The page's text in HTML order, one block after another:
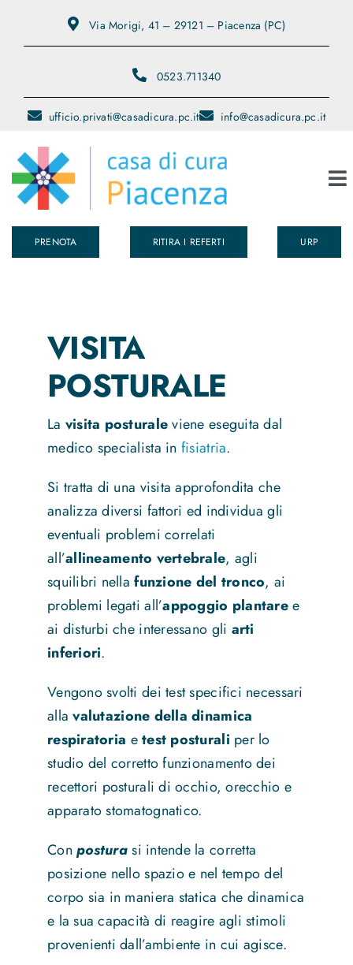
Via Morigi, 41 – 29121 – Piacenza (PC)
0523.711340
ufficio.privati@casadicura.pc.it info@casadicura.pc.it
Chi Siamo
Medici
Contatti
PRENOTA RITIRA I REFERTI URP
VISITA
POSTURALE
La visita posturaleviene eseguita dal
medico specialista in fisiatria.
Si tratta di una visita approfondita che
analizza diversi fattori ed individua gli
eventuali problemi correlati
all’allineamento vertebrale, agli
squilibri nellafunzione del tronco, ai
problemi legati all’appoggio plantaree
ai disturbi che interessano gli arti
inferiori.
Vengono svolti dei test specifici necessari
allavalutazione della dinamica
respiratoria etest posturali per lo
studio del corretto funzionamento dei
recettori posturali di occhio, orecchio e
apparato stomatognatico.
Conposturasi intende la corretta
posizione nello spazio e nel tempo del
corpo sia in maniera statica che dinamica
e la sua capacità di reagire agli stimoli
provenienti dall’ambiente in cui agisce.